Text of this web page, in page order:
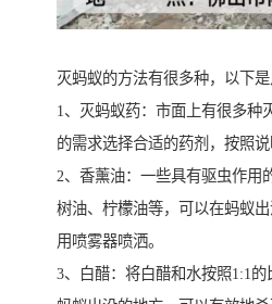
灭蚂蚁的方法有很多种，以下是
1、灭蚂蚁药：市面上有很多种
的需求选择合适的药剂，按照说
2、香薰油：一些具有驱虫作用
树油、柠檬油等，可以在蚂蚁
用喷雾器喷洒。
3、白醋：将白醋和水按照1:1的